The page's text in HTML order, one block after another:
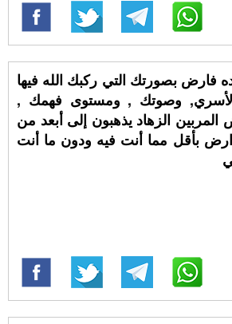
فارض بصورتك التي ركبك الله فيها
وصوتك , ومستوى فهمك ,
الزهاد يذهبون إلى أبعد من
بأقل مما أنت فيه ودون ما أنت